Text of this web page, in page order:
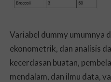
Variabel dummy umumnya
ekonometrik, dan analisis
kecerdasan buatan,
mendalam, dan ilmu data,